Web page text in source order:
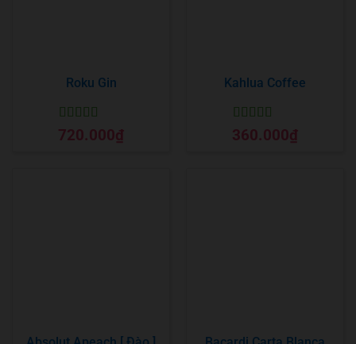
Roku Gin
Được xếp
hạng55 sao
720.000₫
Kahlua Coffee
Được xếp
hạng55 sao
360.000₫